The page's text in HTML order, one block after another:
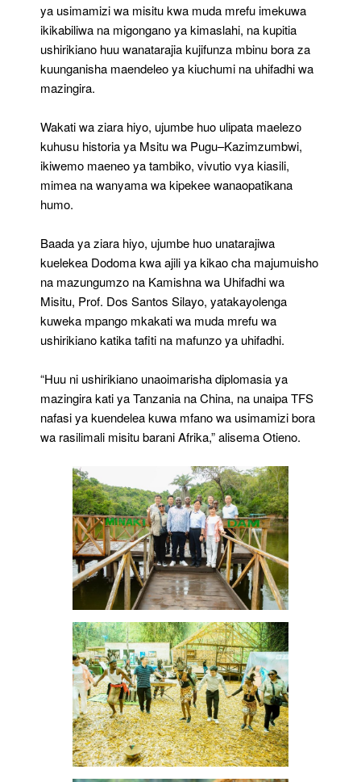
ya usimamizi wa misitu kwa muda mrefu imekuwa
ikikabiliwa na migongano ya kimaslahi, na kupitia
ushirikiano huu wanatarajia kujifunza mbinu bora za
kuunganisha maendeleo ya kiuchumi na uhifadhi wa
mazingira.
Wakati wa ziara hiyo, ujumbe huo ulipata maelezo
kuhusu historia ya Msitu wa Pugu–Kazimzumbwi,
ikiwemo maeneo ya tambiko, vivutio vya kiasili,
mimea na wanyama wa kipekee wanaopatikana
humo.
Baada ya ziara hiyo, ujumbe huo unatarajiwa
kuelekea Dodoma kwa ajili ya kikao cha majumuisho
na mazungumzo na Kamishna wa Uhifadhi wa
Misitu, Prof. Dos Santos Silayo, yatakayolenga
kuweka mpango mkakati wa muda mrefu wa
ushirikiano katika tafiti na mafunzo ya uhifadhi.
“Huu ni ushirikiano unaoimarisha diplomasia ya
mazingira kati ya Tanzania na China, na unaipa TFS
nafasi ya kuendelea kuwa mfano wa usimamizi bora
wa rasilimali misitu barani Afrika,” alisema Otieno.